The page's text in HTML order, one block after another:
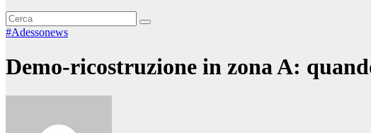
#Adessonews
Demo-ricostruzione in zona A: